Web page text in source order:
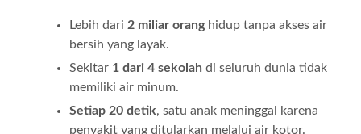
Lebih dari 2 miliar oranghidup tanpa akses air
bersih yang layak.
Sekitar 1 dari 4 sekolah di seluruh dunia tidak
memiliki air minum.
Setiap 20 detik, satu anak meninggal karena
penyakit yang ditularkan melalui air kotor.